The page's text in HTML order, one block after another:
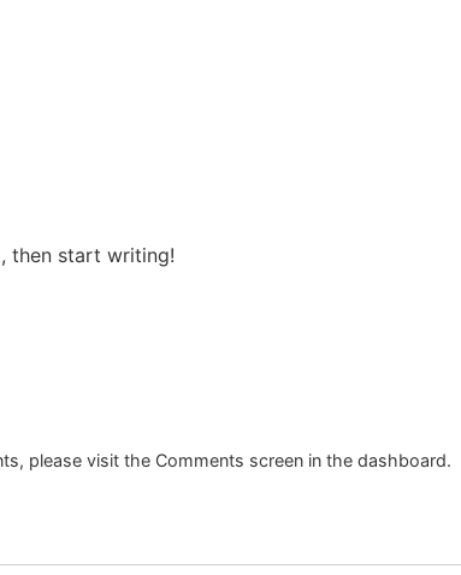
then start writing!
please visit the Comments screen in the dashboard.